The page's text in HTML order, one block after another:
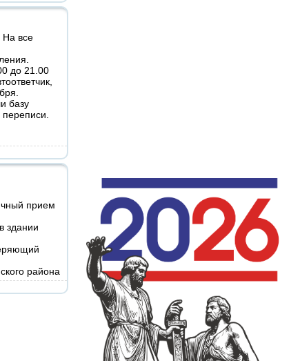
На все
до 21.00
базу
прием
здании
района